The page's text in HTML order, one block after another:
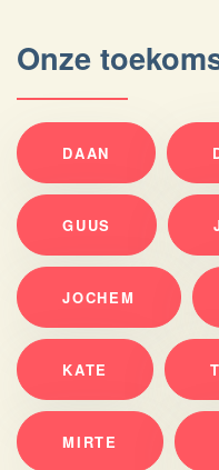
Onze
DAAN
GUUS
JOCHEM
KATE
MIRTE